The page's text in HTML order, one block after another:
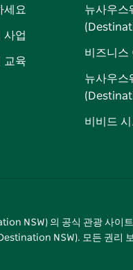
세요
사업
교육
뉴사우스
비즈니스
뉴사우스
비비드
NSW) 의 공식 관광 사이
NSW). 모든 권리